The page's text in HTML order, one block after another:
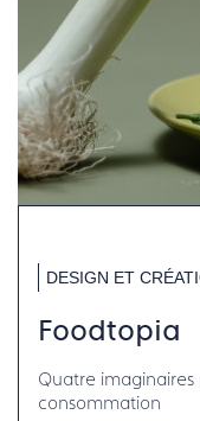
DESIGN ET
Foodtopia
Quatre
consommation